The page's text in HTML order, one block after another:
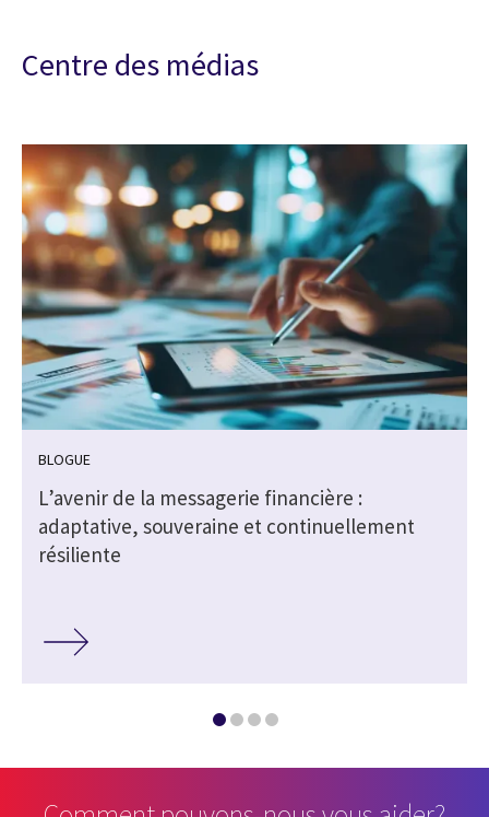
Centre des médias
BLOGUE
L’avenir de la messagerie financière :
adaptative, souveraine et continuellement
résiliente